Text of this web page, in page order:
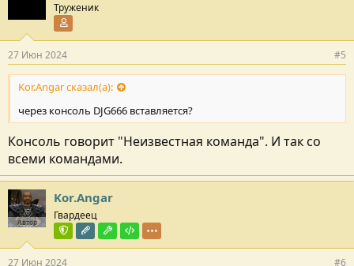
Труженик
27 Июн 2024 #5
Kor.Angar сказал(а):
через консоль DJG666 вставляется?
Консоль говорит "Неизвестная команда". И так со
всеми командами.
Автор
Kor.Angar
Гвардеец
Команда форума
Редактор раздела
Модостроитель
Тестировщик
27 Июн 2024 #6